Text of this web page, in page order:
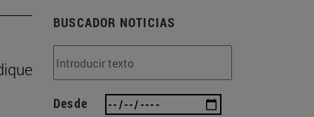
BUSCADOR NOTICIAS
Desde